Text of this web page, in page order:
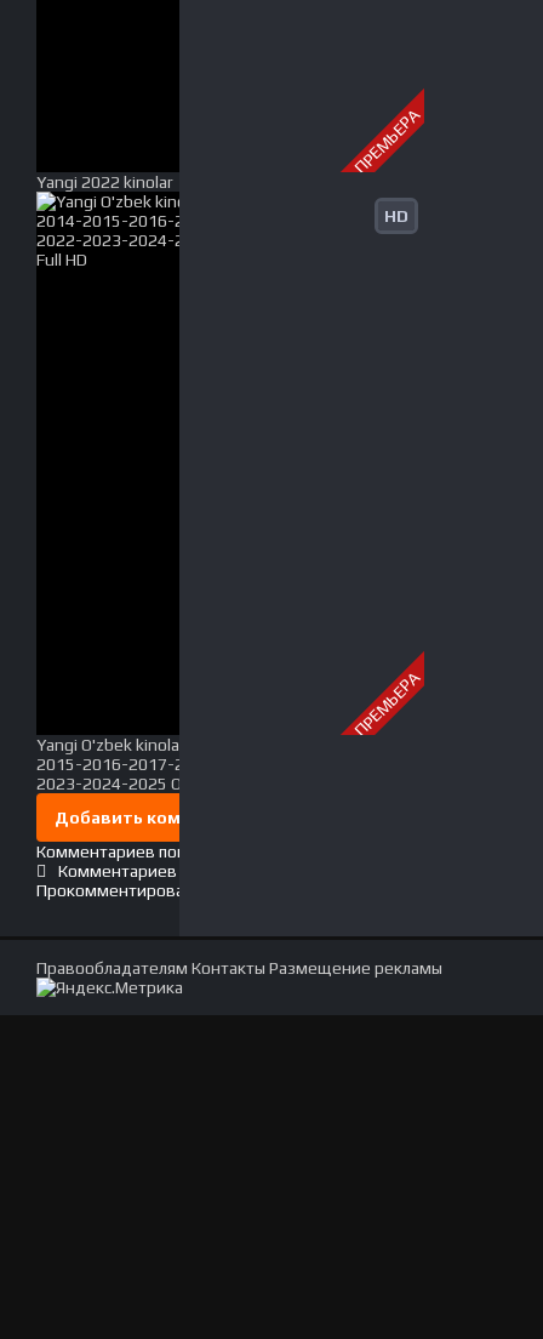
ПРЕМЬЕРА
Yangi 2022 kinolar
HD
ПРЕМЬЕРА
Yangi O'zbek kinolar 2010-2011-2012-2013-2014-
2015-2016-2017-2018-2019-2020-2021-2022-
2023-2024-2025 O'zbek tilida Uzbek tarjima Full HD
Добавить комментарий
Комментариев пока нет. Стань первым!
Комментариев (0)
Прокомментировать
Правообладателям Контакты Размещение рекламы